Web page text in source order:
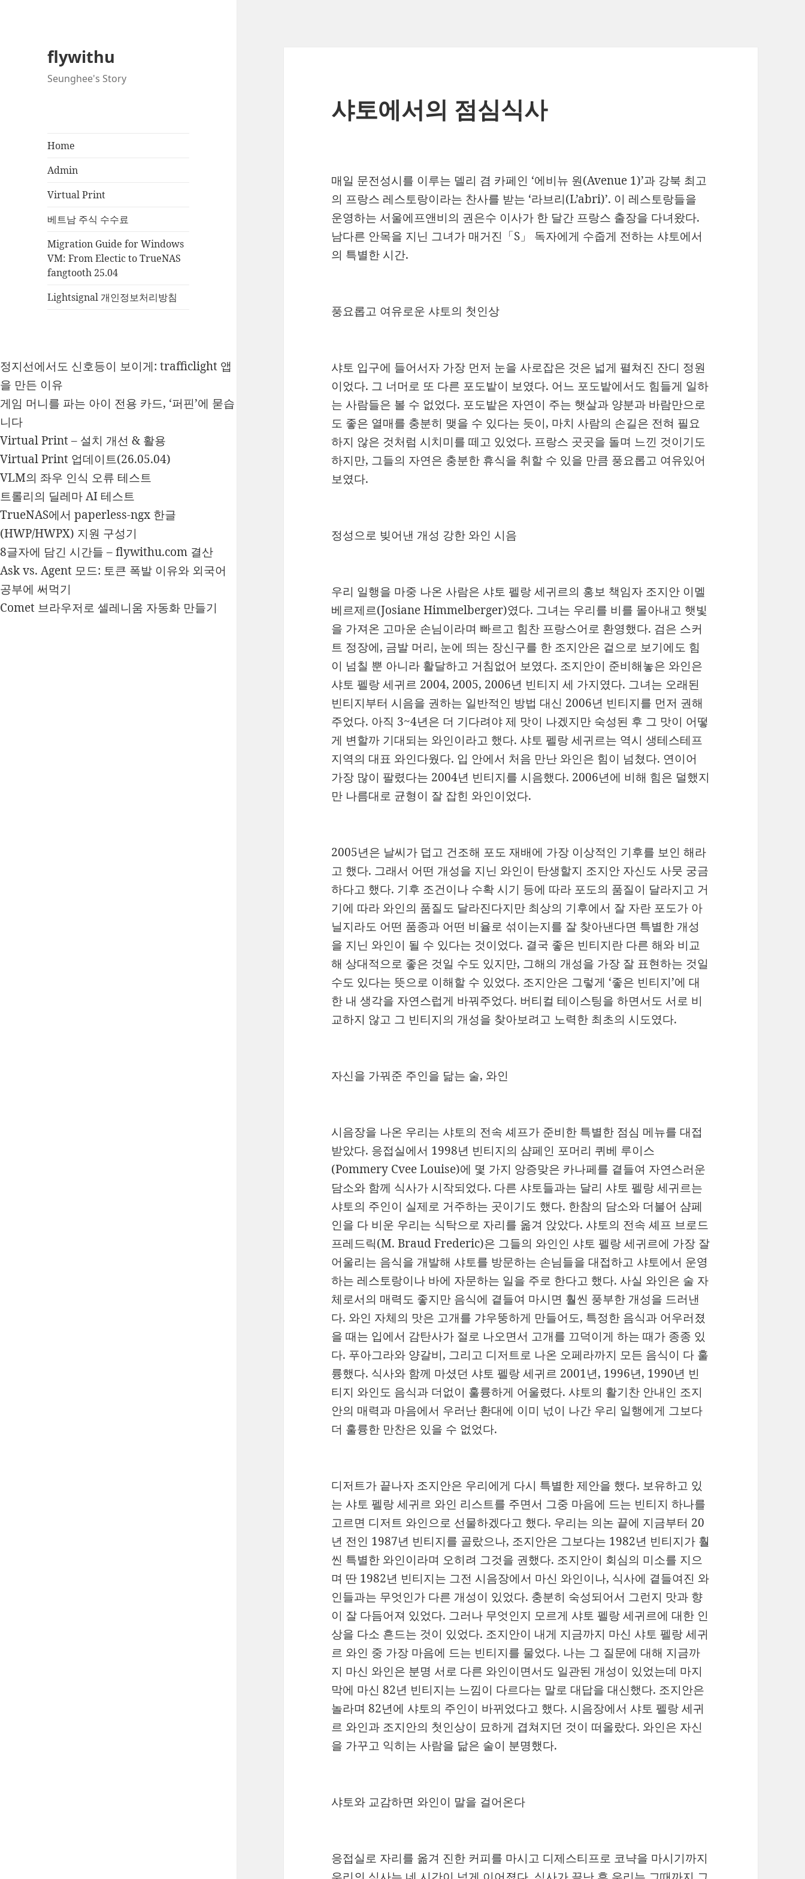
flywithu
Seunghee's Story
Home
Admin
Virtual Print
베트남 주식 수수료
Migration Guide for Windows
VM: From Electic to TrueNAS
fangtooth 25.04
Lightsignal 개인정보처리방침
정지선에서도 신호등이 보이게: trafficlight 앱
을 만든 이유
게임 머니를 파는 아이 전용 카드, ‘퍼핀’에 묻습
니다
Virtual Print – 설치 개선 & 활용
Virtual Print 업데이트(26.05.04)
VLM의 좌우 인식 오류 테스트
트롤리의 딜레마 AI 테스트
TrueNAS에서 paperless-ngx 한글
(HWP/HWPX) 지원 구성기
8글자에 담긴 시간들 – flywithu.com 결산
Ask vs. Agent 모드: 토큰 폭발 이유와 외국어
공부에 써먹기
Comet 브라우저로 셀레니움 자동화 만들기
샤토에서의 점심식사
매일 문전성시를 이루는 델리 겸 카페인 ‘에비뉴 원(Avenue 1)’과 강북 최고
의 프랑스 레스토랑이라는 찬사를 받는 ‘라브리(L’abri)’. 이 레스토랑들을
운영하는 서울에프앤비의 권은수 이사가 한 달간 프랑스 출장을 다녀왔다.
남다른 안목을 지닌 그녀가 매거진「S」 독자에게 수줍게 전하는 샤토에서
의 특별한 시간.
풍요롭고 여유로운 샤토의 첫인상
샤토 입구에 들어서자 가장 먼저 눈을 사로잡은 것은 넓게 펼쳐진 잔디 정원
이었다. 그 너머로 또 다른 포도밭이 보였다. 어느 포도밭에서도 힘들게 일하
는 사람들은 볼 수 없었다. 포도밭은 자연이 주는 햇살과 양분과 바람만으로
도 좋은 열매를 충분히 맺을 수 있다는 듯이, 마치 사람의 손길은 전혀 필요
하지 않은 것처럼 시치미를 떼고 있었다. 프랑스 곳곳을 돌며 느낀 것이기도
하지만, 그들의 자연은 충분한 휴식을 취할 수 있을 만큼 풍요롭고 여유있어
보였다.
정성으로 빚어낸 개성 강한 와인 시음
우리 일행을 마중 나온 사람은 샤토 펠랑 세귀르의 홍보 책임자 조지안 이멜
베르제르(Josiane Himmelberger)였다. 그녀는 우리를 비를 몰아내고 햇빛
을 가져온 고마운 손님이라며 빠르고 힘찬 프랑스어로 환영했다. 검은 스커
트 정장에, 금발 머리, 눈에 띄는 장신구를 한 조지안은 겉으로 보기에도 힘
이 넘칠 뿐 아니라 활달하고 거침없어 보였다. 조지안이 준비해놓은 와인은
샤토 펠랑 세귀르 2004, 2005, 2006년 빈티지 세 가지였다. 그녀는 오래된
빈티지부터 시음을 권하는 일반적인 방법 대신 2006년 빈티지를 먼저 권해
주었다. 아직 3~4년은 더 기다려야 제 맛이 나겠지만 숙성된 후 그 맛이 어떻
게 변할까 기대되는 와인이라고 했다. 샤토 펠랑 세귀르는 역시 생테스테프
지역의 대표 와인다웠다. 입 안에서 처음 만난 와인은 힘이 넘쳤다. 연이어
가장 많이 팔렸다는 2004년 빈티지를 시음했다. 2006년에 비해 힘은 덜했지
만 나름대로 균형이 잘 잡힌 와인이었다.
2005년은 날씨가 덥고 건조해 포도 재배에 가장 이상적인 기후를 보인 해라
고 했다. 그래서 어떤 개성을 지닌 와인이 탄생할지 조지안 자신도 사뭇 궁금
하다고 했다. 기후 조건이나 수확 시기 등에 따라 포도의 품질이 달라지고 거
기에 따라 와인의 품질도 달라진다지만 최상의 기후에서 잘 자란 포도가 아
닐지라도 어떤 품종과 어떤 비율로 섞이는지를 잘 찾아낸다면 특별한 개성
을 지닌 와인이 될 수 있다는 것이었다. 결국 좋은 빈티지란 다른 해와 비교
해 상대적으로 좋은 것일 수도 있지만, 그해의 개성을 가장 잘 표현하는 것일
수도 있다는 뜻으로 이해할 수 있었다. 조지안은 그렇게 ‘좋은 빈티지’에 대
한 내 생각을 자연스럽게 바꿔주었다. 버티컬 테이스팅을 하면서도 서로 비
교하지 않고 그 빈티지의 개성을 찾아보려고 노력한 최초의 시도였다.
자신을 가꿔준 주인을 닮는 술, 와인
시음장을 나온 우리는 샤토의 전속 셰프가 준비한 특별한 점심 메뉴를 대접
받았다. 응접실에서 1998년 빈티지의 샴페인 포머리 퀴베 루이스
(Pommery Cvee Louise)에 몇 가지 앙증맞은 카나페를 곁들여 자연스러운
담소와 함께 식사가 시작되었다. 다른 샤토들과는 달리 샤토 펠랑 세귀르는
샤토의 주인이 실제로 거주하는 곳이기도 했다. 한참의 담소와 더불어 샴페
인을 다 비운 우리는 식탁으로 자리를 옮겨 앉았다. 샤토의 전속 셰프 브로드
프레드릭(M. Braud Frederic)은 그들의 와인인 샤토 펠랑 세귀르에 가장 잘
어울리는 음식을 개발해 샤토를 방문하는 손님들을 대접하고 샤토에서 운영
하는 레스토랑이나 바에 자문하는 일을 주로 한다고 했다. 사실 와인은 술 자
체로서의 매력도 좋지만 음식에 곁들여 마시면 훨씬 풍부한 개성을 드러낸
다. 와인 자체의 맛은 고개를 갸우뚱하게 만들어도, 특정한 음식과 어우러졌
을 때는 입에서 감탄사가 절로 나오면서 고개를 끄덕이게 하는 때가 종종 있
다. 푸아그라와 양갈비, 그리고 디저트로 나온 오페라까지 모든 음식이 다 훌
륭했다. 식사와 함께 마셨던 샤토 펠랑 세귀르 2001년, 1996년, 1990년 빈
티지 와인도 음식과 더없이 훌륭하게 어울렸다. 샤토의 활기찬 안내인 조지
안의 매력과 마음에서 우러난 환대에 이미 넋이 나간 우리 일행에게 그보다
더 훌륭한 만찬은 있을 수 없었다.
디저트가 끝나자 조지안은 우리에게 다시 특별한 제안을 했다. 보유하고 있
는 샤토 펠랑 세귀르 와인 리스트를 주면서 그중 마음에 드는 빈티지 하나를
고르면 디저트 와인으로 선물하겠다고 했다. 우리는 의논 끝에 지금부터 20
년 전인 1987년 빈티지를 골랐으나, 조지안은 그보다는 1982년 빈티지가 훨
씬 특별한 와인이라며 오히려 그것을 권했다. 조지안이 회심의 미소를 지으
며 딴 1982년 빈티지는 그전 시음장에서 마신 와인이나, 식사에 곁들여진 와
인들과는 무엇인가 다른 개성이 있었다. 충분히 숙성되어서 그런지 맛과 향
이 잘 다듬어져 있었다. 그러나 무엇인지 모르게 샤토 펠랑 세귀르에 대한 인
상을 다소 흔드는 것이 있었다. 조지안이 내게 지금까지 마신 샤토 펠랑 세귀
르 와인 중 가장 마음에 드는 빈티지를 물었다. 나는 그 질문에 대해 지금까
지 마신 와인은 분명 서로 다른 와인이면서도 일관된 개성이 있었는데 마지
막에 마신 82년 빈티지는 느낌이 다르다는 말로 대답을 대신했다. 조지안은
놀라며 82년에 샤토의 주인이 바뀌었다고 했다. 시음장에서 샤토 펠랑 세귀
르 와인과 조지안의 첫인상이 묘하게 겹쳐지던 것이 떠올랐다. 와인은 자신
을 가꾸고 익히는 사람을 닮은 술이 분명했다.
샤토와 교감하면 와인이 말을 걸어온다
응접실로 자리를 옮겨 진한 커피를 마시고 디제스티프로 코냑을 마시기까지